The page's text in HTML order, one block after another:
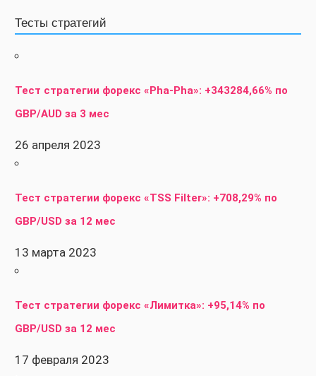
Тесты стратегий
Тест стратегии форекс «Pha-Pha»: +343284,66% по
GBP/AUD за 3 мес
26 апреля 2023
Тест стратегии форекс «TSS Filter»: +708,29% по
GBP/USD за 12 мес
13 марта 2023
Тест стратегии форекс «Лимитка»: +95,14% по
GBP/USD за 12 мес
17 февраля 2023